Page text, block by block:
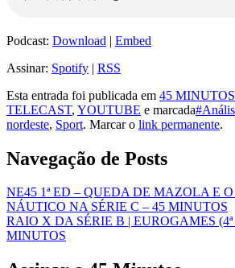
Podcast: Download | Embed
Assinar: Spotify | RSS
Esta entrada foi publicada em 45 MINUTOS
TELECAST, YOUTUBE e marcada
nordeste, Sport. Marcar o link permanente.
Navegação de Posts
NE45 1ª ED – QUEDA DE MAZOLA E
NÁUTICO NA SÉRIE C – 45 MINUTOS
RAIO X DA SÉRIE B | EUROGAMES
MINUTOS